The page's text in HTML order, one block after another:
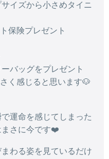
イズから小さめタイニ
保険プレゼント
バッグをプレゼント
く感じると思います🐶
運命を感じてしまった
まさに今です❤️
わる姿を見ているだけ